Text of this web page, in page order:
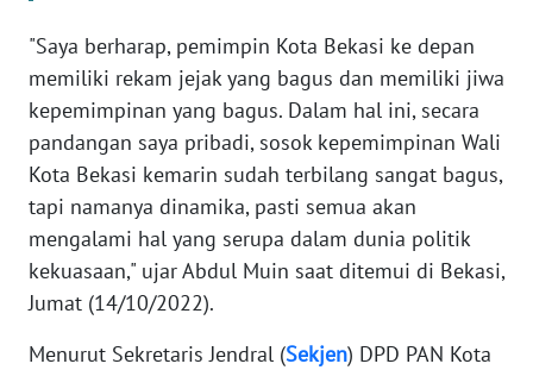
"Saya berharap, pemimpin Kota Bekasi ke depan
memiliki rekam jejak yang bagus dan memiliki jiwa
kepemimpinan yang bagus. Dalam hal ini, secara
pandangan saya pribadi, sosok kepemimpinan Wali
Kota Bekasi kemarin sudah terbilang sangat bagus,
tapi namanya dinamika, pasti semua akan
mengalami hal yang serupa dalam dunia politik
kekuasaan," ujar Abdul Muin saat ditemui di Bekasi,
Jumat (14/10/2022).
Menurut Sekretaris Jendral (Sekjen) DPD PAN Kota
WN
BABEL
WN
SUMBAR
WN
SUMSEL
WN